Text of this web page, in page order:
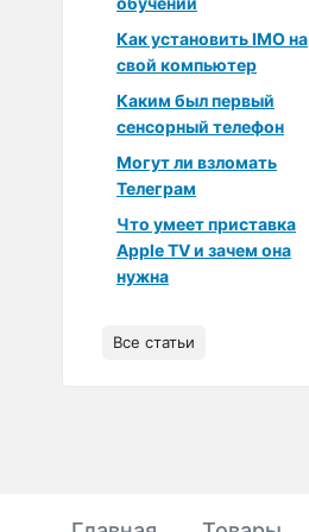
Как установить IMO на
свой компьютер
Каким был первый
сенсорный телефон
Могут ли взломать
Телеграм
Что умеет приставка
Apple TV и зачем она
нужна
Все статьи